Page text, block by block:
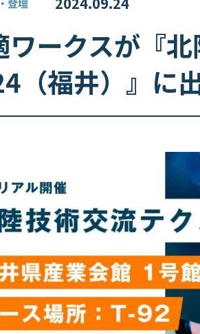
ワークスが『
（福井）』に